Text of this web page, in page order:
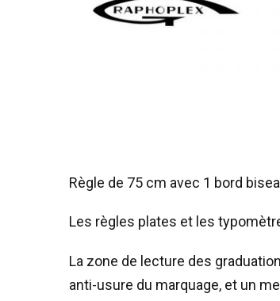
Règle de 75 cm avec 1 bord
Les règles plates et les
La zone de lecture des
anti-usure du marquage, et un